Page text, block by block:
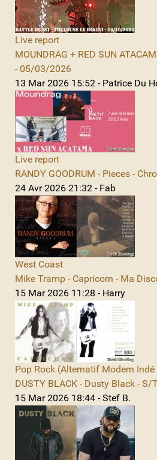
Live report
MOUNDRAG + RED SUN
- 05/03/2026
13 Mar 2026 15:52 - Patrice Du
Live report
RANDY GOODRUM - Pieces -
24 Avr 2026 21:32 - Fab
West Coast
Mike Tramp - Capricorn - Ma
15 Mar 2026 11:28 - Harry
Pop Rock (Alternatif Modern
DUSTY BLACK - Dusty Black - S/
15 Mar 2026 18:44 - Stef B.